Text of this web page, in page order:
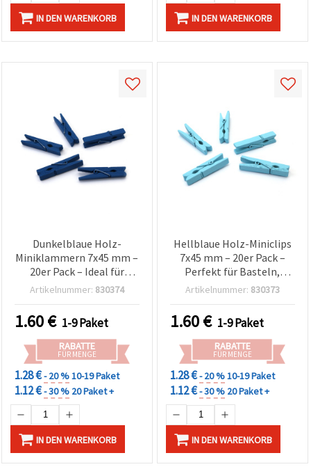
IN DEN WARENKORB IN DEN WARENKORB
Dunkelblaue Holz-
Miniklammern 7x45 mm –
20er Pack – Ideal für
Basteln, Fotowand,
Geschenkverpackung
Artikelnummer: 830374
1.60€ 1-9 Paket
RABATTE
FÜR MENGE
1.28 €- 20 %10-19 Paket
1.12 €- 30 % 20 Paket +
IN DEN WARENKORB
Hellblaue Holz-Miniclips
7x45 mm – 20er Pack –
Perfekt für Basteln,
Fotoaufhängung &
Artikelnummer: 830373
1.60€ 1-9 Paket
RABATTE
FÜR MENGE
1.28 €- 20 %10-19 Paket
1.12 €- 30 % 20 Paket +
IN DEN WARENKORB